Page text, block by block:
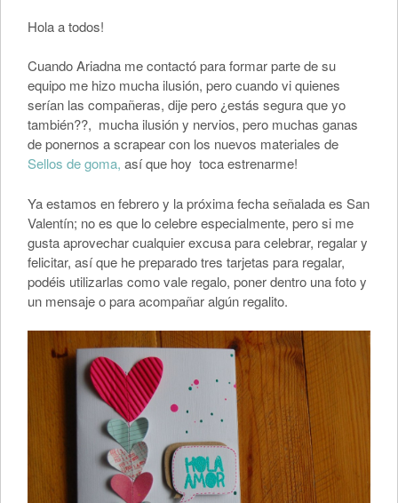
Hola a todos!
Cuando Ariadna me contactó para formar parte de su
equipo me hizo mucha ilusión, pero cuando vi quienes
serían las compañeras, dije pero ¿estás segura que yo
también??, mucha ilusión y nervios, pero muchas ganas
de ponernos a scrapear con los nuevos materiales de
Sellos de goma, así que hoy toca estrenarme!
Ya estamos en febrero y la próxima fecha señalada es San
Valentín; no es que lo celebre especialmente, pero si me
gusta aprovechar cualquier excusa para celebrar, regalar y
felicitar, así que he preparado tres tarjetas para regalar,
podéis utilizarlas como vale regalo, poner dentro una foto y
un mensaje o para acompañar algún regalito.